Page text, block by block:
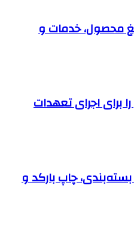
محصول، خدمات و
برای اجرای تعهدات
بسته‌بندی، چاپ بارکد و